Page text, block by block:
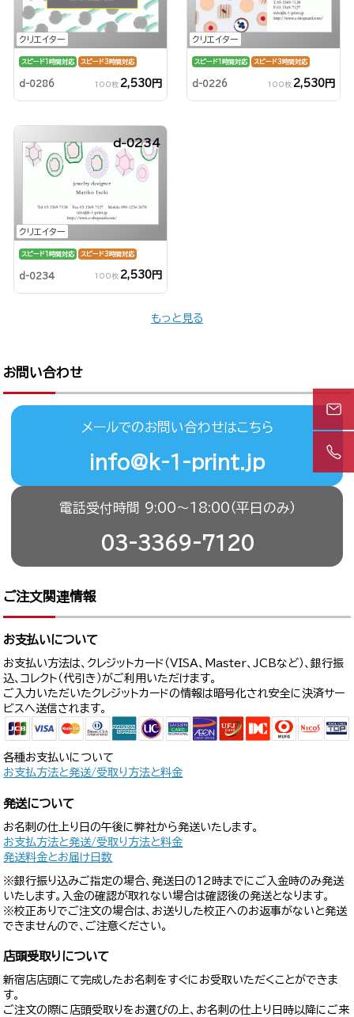
クリエイター
スピード1時間対応 スピード3時間対応
d-0286 100枚 2,530円
クリエイター
スピード1時間対応 スピード3時間対応
d-0226 100枚 2,530円
クリエイター
d-0234
スピード1時間対応 スピード3時間対応
d-0234 100枚 2,530円
もっと見る
お問い合わせ
メールでのお問い合わせはこちら
info@k-1-print.jp
電話受付時間 9:00〜18:00（平日のみ）
03-3369-7120
ご注文関連情報
お支払いについて
お支払い方法は、クレジットカード（VISA、Master、JCBなど）、銀行振
込、コレクト（代引き）がご利用いただけます。
ご入力いただいたクレジットカードの情報は暗号化され安全に決済サー
ビスへ送信されます。
各種お支払いについて
お支払方法と発送/受取り方法と料金
発送について
お名刺の仕上り日の午後に弊社から発送いたします。
お支払方法と発送/受取り方法と料金
発送料金とお届け日数
※銀行振り込みご指定の場合、発送日の12時までにご入金時のみ発送
いたします。入金の確認が取れない場合は確認後の発送となります。
※校正ありでご注文の場合は、お送りした校正へのお返事がないと発送
できませんので、ご注意ください。
店頭受取りについて
新宿店店頭にて完成したお名刺をすぐにお受取いただくことができま
す。
ご注文の際に店頭受取りをお選びの上、お名刺の仕上り日時以降にご来